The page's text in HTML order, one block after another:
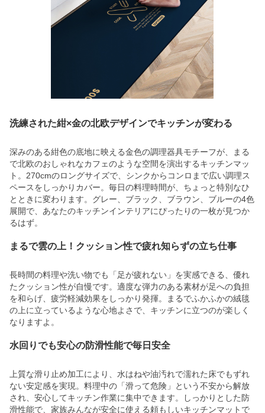
洗練された紺×金の北欧デザインでキッチンが変わる
深みのある紺色の底地に映える金色の調理器具モチーフが、まる
で北欧のおしゃれなカフェのような空間を演出するキッチンマッ
ト。270cmのロングサイズで、シンクからコンロまで広い調理ス
ペースをしっかりカバー。毎日の料理時間が、ちょっと特別なひ
とときに変わります。グレー、ブラック、ブラウン、ブルーの4色
展開で、あなたのキッチンインテリアにぴったりの一枚が見つか
るはず。
まるで雲の上！クッション性で疲れ知らずの立ち仕事
長時間の料理や洗い物でも「足が疲れない」を実感できる、優れ
たクッション性が自慢です。適度な弾力のある素材が足への負担
を和らげ、疲労軽減効果をしっかり発揮。まるでふかふかの絨毯
の上に立っているような心地よさで、キッチンに立つのが楽しく
なりますよ。
水回りでも安心の防滑性能で毎日安全
上質な滑り止め加工により、水はねや油汚れで濡れた床でもずれ
ない安定感を実現。料理中の「滑って危険」という不安から解放
され、安心してキッチン作業に集中できます。しっかりとした防
滑性能で、家族みんなが安全に使える頼もしいキッチンマットで